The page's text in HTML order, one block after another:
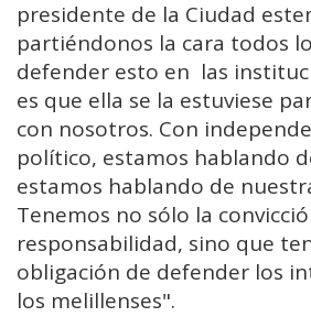
presidente de la Ciudad
partiéndonos la cara todos
defender esto en las
es que ella se la estuviese
con nosotros. Con
político, estamos hablando
estamos hablando de
Tenemos no sólo la
responsabilidad, sino que
obligación de defender los
los melillenses".